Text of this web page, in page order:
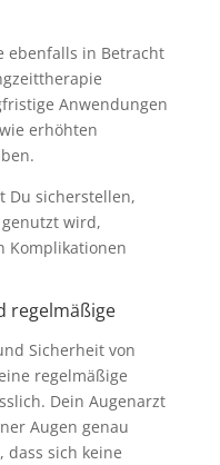
ebenfalls in Betracht
Anwendungen
erhöhten
Du sicherstellen,
wird,
Komplikationen
regelmäßige
Sicherheit von
regelmäßige
Dein Augenarzt
Augen genau
sich keine